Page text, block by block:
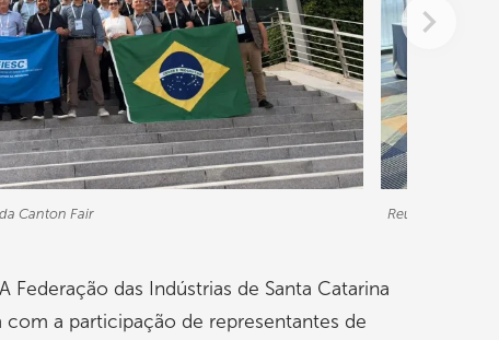
Canton Fair Reunião sobre
Federação das Indústrias de Santa Catarina
com a participação de representantes de